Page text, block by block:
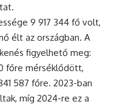
9 917 344 fő volt,
élt az országban. A
figyelhető meg:
főre mérséklődött,
587 főre. 2023-ban
míg 2024-re ez a